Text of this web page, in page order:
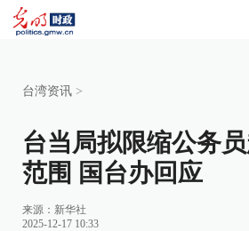
台湾资讯 >
台当局拟限缩公务
范围 国台办回应
来源： 新华社
2025-12-17 10:33